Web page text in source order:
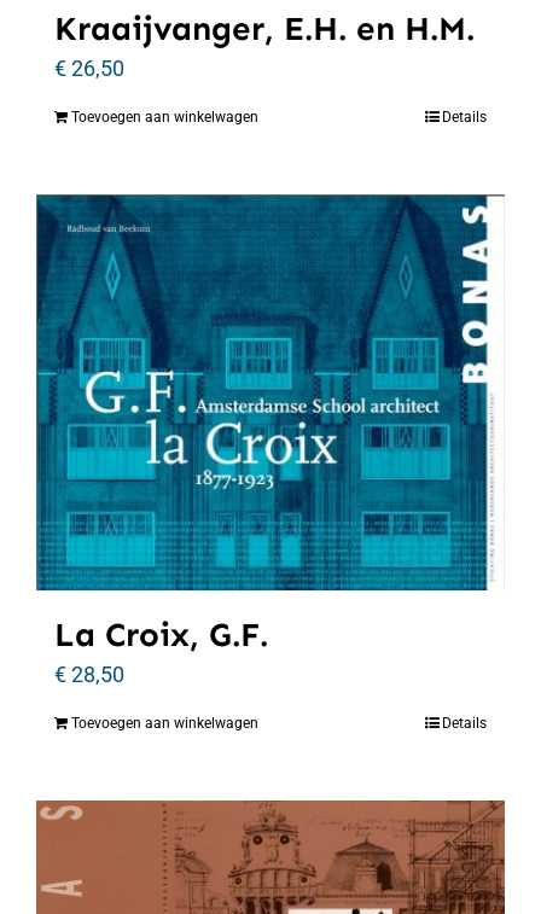
Kraaijvanger, E.H. en H.M.
€26,50
Toevoegen aan winkelwagen Details
La Croix, G.F.
€28,50
Toevoegen aan winkelwagen Details